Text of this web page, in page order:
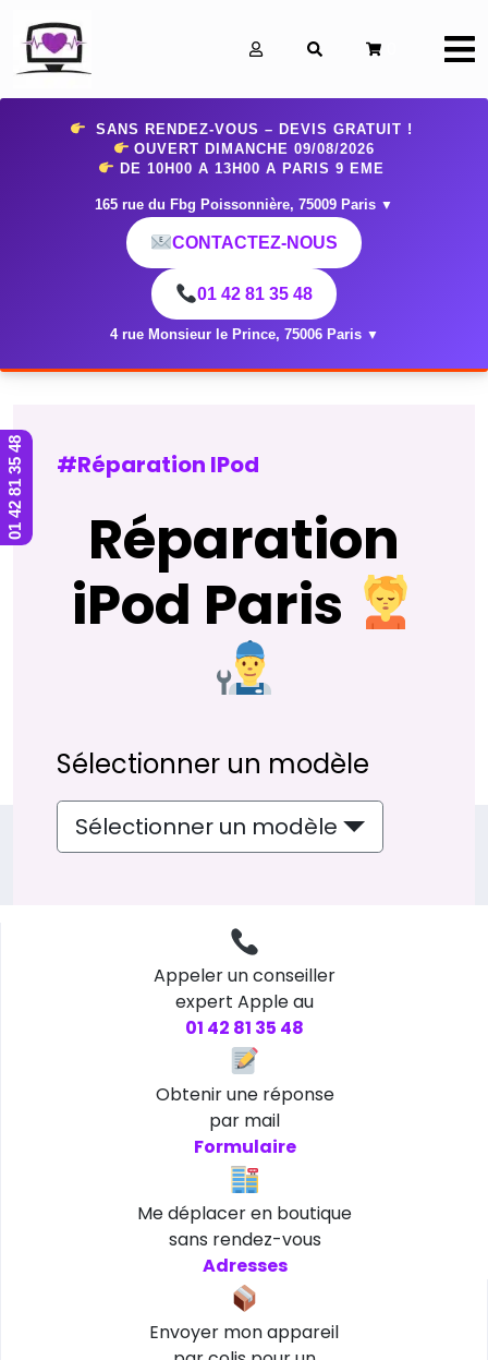
SANS RENDEZ-VOUS – DEVIS GRATUIT !
OUVERT DIMANCHE 09/08/2026
DE 10H00 A 13H00 A PARIS 9 EME
165 rue du Fbg Poissonnière, 75009 Paris ▼
CONTACTEZ-NOUS
01 42 81 35 48
4 rue Monsieur le Prince, 75006 Paris ▼
#Réparation IPod
Réparation
iPod Paris
Sélectionner un modèle
Sélectionner un modèle
Appeler un conseiller
expert Apple au
01 42 81 35 48
Obtenir une réponse
par mail
Formulaire
Me déplacer en boutique
sans rendez-vous
Adresses
Envoyer mon appareil
01 42 81 35 48